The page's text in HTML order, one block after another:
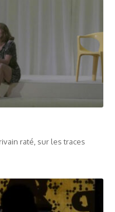
raté, sur les traces